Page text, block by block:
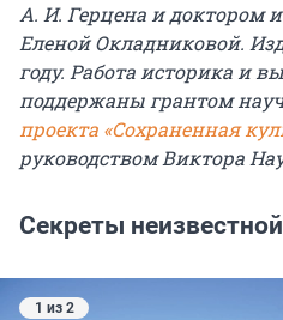
А. И. Герцена и доктором
Еленой Окладниковой.
году. Работа историка и
поддержаны грантом
проекта «Сохраненная
руководством Виктора
Секреты
1 из 2